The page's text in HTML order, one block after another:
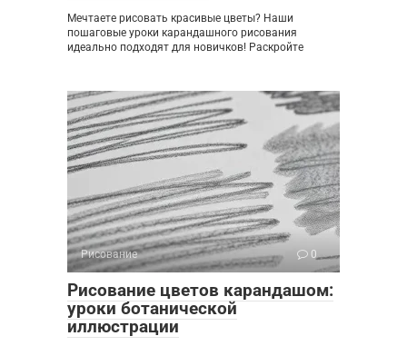
Мечтаете рисовать красивые цветы? Наши
пошаговые уроки карандашного рисования
идеально подходят для новичков! Раскройте
Рисование 0
Рисование цветов карандашом:
уроки ботанической
иллюстрации